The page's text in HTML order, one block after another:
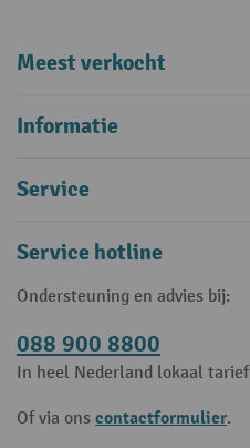
Meest verkocht
Informatie
Service
Service hotline
Ondersteuning en advies bij:
088 900 8800
In heel Nederland lokaal tarief
Of via ons contactformulier.